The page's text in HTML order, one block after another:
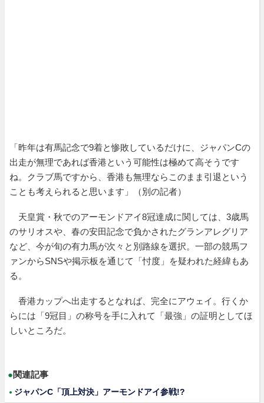
「昨年は有馬記念で9着と惨敗しているだけに、ジャパンCの
出走が無理であれば香港という可能性は極めて高そうです
ね。クラブ馬ですから、香港も無理ならこのまま引退という
ことも考えられると思います」（別の記者）
天皇賞・秋でのアーモンドアイ8冠達成に関しては、3歳馬
のサリオスや、春の安田記念で負かされたグランアレグリア
など、今が旬の有力馬が次々と別路線を選択。一部の競馬フ
ァンからSNSや掲示板を通じて「忖度」を疑われた経緯もあ
る。
香港カップへ出走するとなれば、完全にアウェイ。行くか
らには「9冠目」の称号を手に入れて「最強」の証明としてほ
しいところだ。
●関連記事
ジャパンC「頂上対決」アーモンドアイ参戦!?